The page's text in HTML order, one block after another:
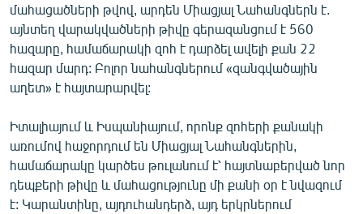
English
Русский
ՀԵՏԵՎԵՔ ՄԵԶ
«Ազատության» բոլոր կայքերը
մահացածների թվով, արդեն Միացյալ Նահանգներն է.
այնտեղ վարակվածների թիվը գերազանցում է 560
հազարը, համաճարակի զոհ է դարձել ավելի քան 22
հազար մարդ: Բոլոր նահանգներում «զանգվածային
աղետ» է հայտարարվել:
Իտալիայում և Իսպանիայում, որոնք զոհերի քանակի
առումով հաջորդում են Միացյալ Նահանգներին,
համաճարակը կարծես թուլանում է՝ հայտնաբերված նոր
դեպքերի թիվը և մահացությունը մի քանի օր է նվազում
է: Կարանտինը, այդուհանդերձ, այդ երկրներում